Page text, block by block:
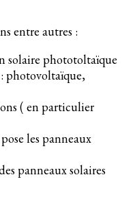
entre autres :
solaire phototoltaïque
photovoltaïque,
( en particulier
les panneaux
panneaux solaires